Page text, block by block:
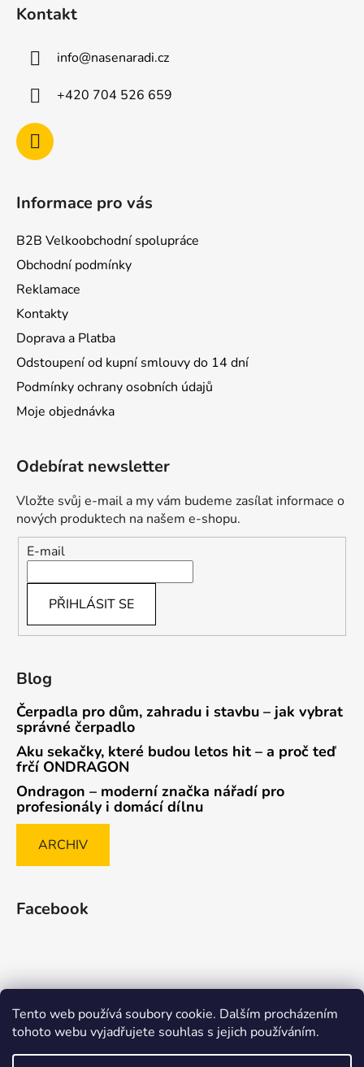
Tento web používá soubory cookie. Dalším procházením
tohoto webu vyjadřujete souhlas s jejich používáním.
Kontakt
info@nasenaradi.cz
+420 704 526 659
Informace pro vás
B2B Velkoobchodní spolupráce
Obchodní podmínky
Reklamace
Kontakty
Doprava a Platba
Odstoupení od kupní smlouvy do 14 dní
Podmínky ochrany osobních údajů
Moje objednávka
Odebírat newsletter
Vložte svůj e-mail a my vám budeme zasílat informace o
nových produktech na našem e-shopu.
E-mail
PŘIHLÁSIT SE
Blog
Čerpadla pro dům, zahradu i stavbu – jak vybrat
správné čerpadlo
Aku sekačky, které budou letos hit – a proč teď
frčí ONDRAGON
Ondragon – moderní značka nářadí pro
profesionály i domácí dílnu
ARCHIV
Facebook
Způsob ověřování recenzí